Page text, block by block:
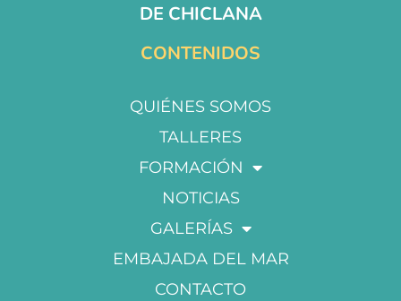
DE CHICLANA
CONTENIDOS
QUIÉNES SOMOS
TALLERES
FORMACIÓN
NOTICIAS
GALERÍAS
EMBAJADA DEL MAR
CONTACTO